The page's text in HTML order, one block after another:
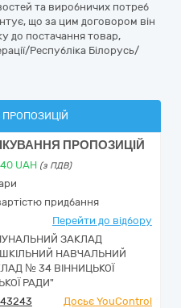
та виробничих потреб
що за цим договором він
до постачання товар,
Республіка Білорусь/
ПРОПОЗИЦІЙ
ПРОПОЗИЦІЙ
UAH (з ПДВ)
придбання
Перейти до відбору
ЗАКЛАД
НАВЧАЛЬНИЙ
№ 34 ВІННИЦЬКОЇ
РАДИ"
Досьє YouControl